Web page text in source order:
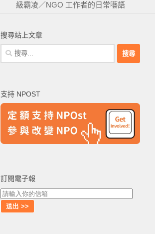
級霸凌／NGO 工作者的日常囈語
搜尋站上文章
搜
尋
字:
支持 NPOST
訂閱電子報